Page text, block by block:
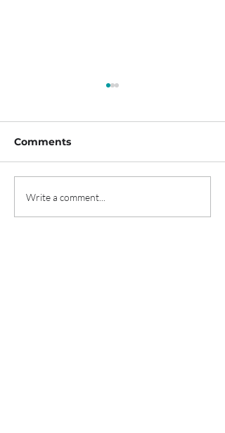
티카로스, 208억 규모 시
리즈D 투자유치 "혈액암
Comments
Write a comment...